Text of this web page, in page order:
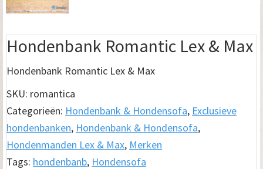
Hondenbank Romantic Lex & Max
Hondenbank Romantic Lex & Max
SKU: romantica
Categorieën: Hondenbank & Hondensofa, Exclusieve
hondenbanken, Hondenbank & Hondensofa,
Hondenmanden Lex & Max, Merken
Tags: hondenbanb, Hondensofa